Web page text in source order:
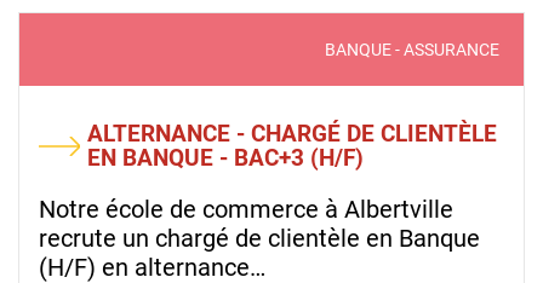
ALTERNANCE - CHARGÉ DE CLIENTÈLE
EN BANQUE - BAC+3 (H/F)
BANQUE - ASSURANCE
Notre école de commerce à Albertville
recrute un chargé de clientèle en Banque
(H/F) en alternance…